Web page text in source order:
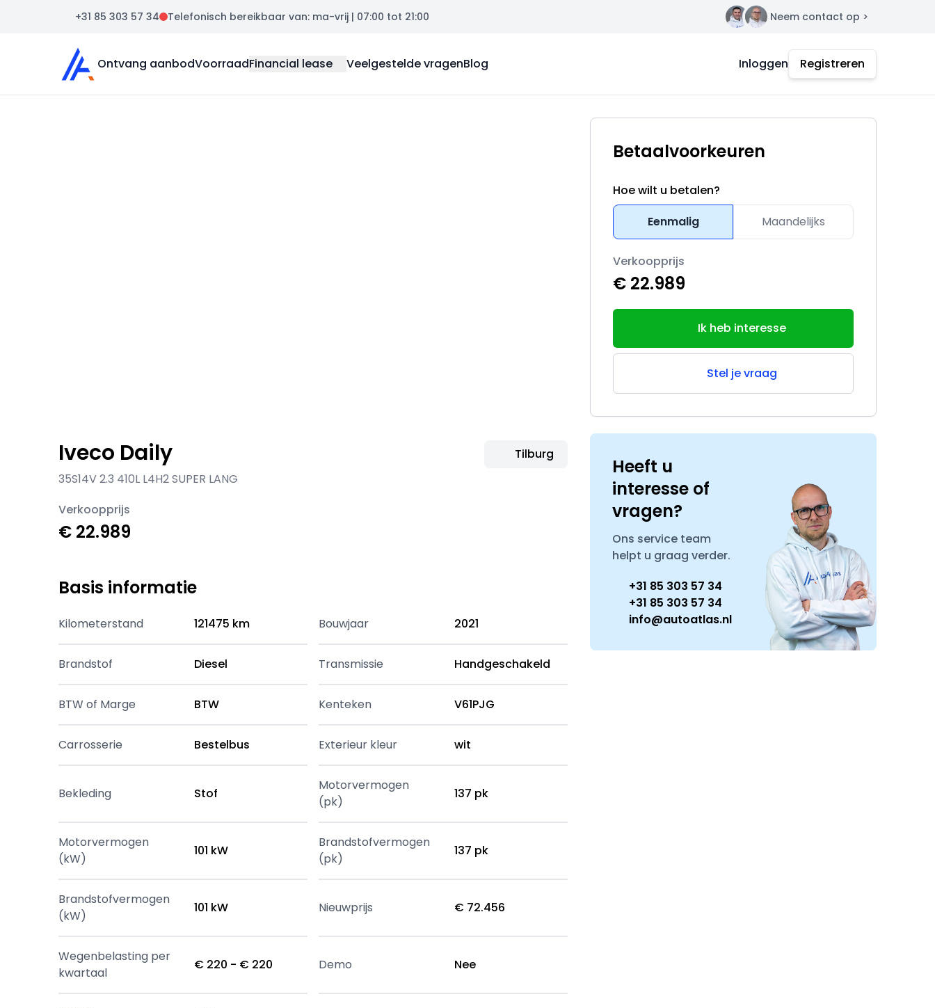
+31 85 303 57 34 Telefonisch bereikbaar van: ma-vrij | 07:00 tot 21:00 Contact Neem contact op >
Auto Atlas
Ontvang aanbodVoorraadFinancial lease Veelgestelde vragenBlog Inloggen Registreren
Iveco Daily
35S14V 2.3 410L L4H2 SUPER LANG
Tilburg
Verkoopprijs
€ 22.989
Betaalvoorkeuren
Hoe wilt u betalen?
Eenmalig
Maandelijks
Verkoopprijs
€ 22.989
Ik heb interesse
Stel je vraag
Heeft u
interesse of
vragen?
Ons service team
helpt u graag verder.
+31 85 303 57 34
+31 85 303 57 34
info@autoatlas.nl
Basis informatie
Kilometerstand 121475 km Bouwjaar 2021
Brandstof Diesel Transmissie Handgeschakeld
BTW of Marge BTW Kenteken V61PJG
Carrosserie Bestelbus Exterieur kleur wit
Bekleding Stof
Motorvermogen
(pk)
137 pk
Motorvermogen
(kW)
101 kW
Brandstofvermogen
(pk)
137 pk
Brandstofvermogen
(kW)
101 kW Nieuwprijs € 72.456
Wegenbelasting per
kwartaal
€ 220 - € 220 Demo Nee